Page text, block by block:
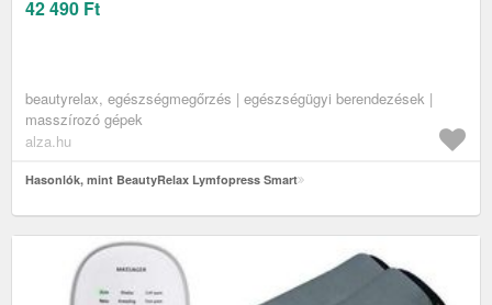
42 490 Ft
beautyrelax, egészségmegőrzés | egészségügyi berendezések |
masszírozó gépek
alza.hu
Hasonlók, mint BeautyRelax Lymfopress Smart